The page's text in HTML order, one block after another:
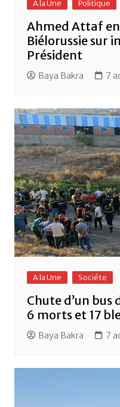
A la Une Politique
Ahmed Attaf
Biélorussie sur
Président
Baya Bakra 7
A la Une Sociéte
Chute d’un
6 morts et 17
Baya Bakra 7